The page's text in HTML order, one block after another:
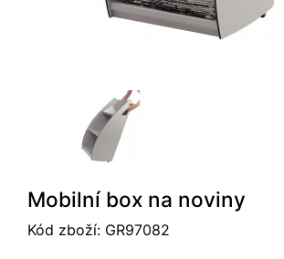
Mobilní box na noviny
Kód zboží: GR97082